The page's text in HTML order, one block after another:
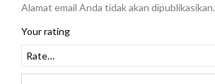
Alamat email Anda tidak akan dipublikasikan.
Your rating